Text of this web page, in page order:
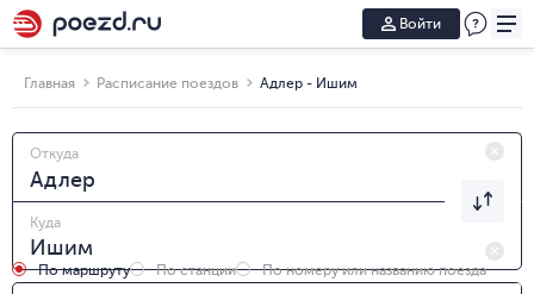
Войти
Главная Расписание поездов Адлер - Ишим
Откуда
Куда
По маршруту По станции
По номеру или названию поезда